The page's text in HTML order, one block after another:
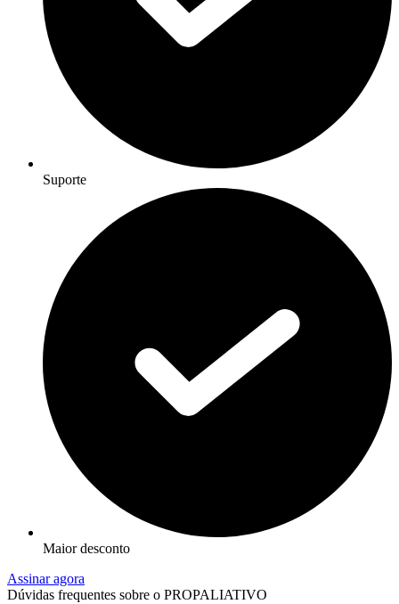
Suporte
Maior desconto
Assinar agora
Dúvidas frequentes sobre o PROPALIATIVO